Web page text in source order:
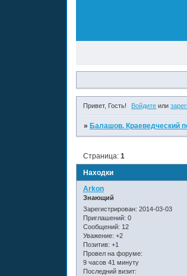
Привет, Гость! Войдите или
» Балашов. Краеведческий
Находки
Страница: 1
Arkon
Знающий
Зарегистрирован: 2014-03-03
Приглашений: 0
Сообщений: 12
Уважение: +2
Позитив: +1
Провел на форуме:
9 часов 41 минуту
Последний визит: